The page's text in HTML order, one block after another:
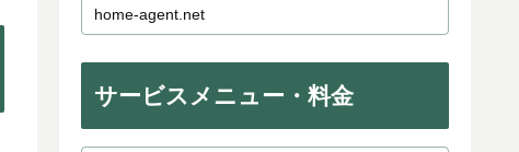
その住宅商品の特徴を分かりやす
ば市～千葉県北｜柏市・成田市で
home-agent.net
サービスメニュー・料金